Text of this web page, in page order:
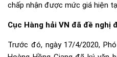
chấp nhận được mức giá hiện
Cục Hàng hải VN đã đề nghị
Trước đó, ngày 17/4/2020,